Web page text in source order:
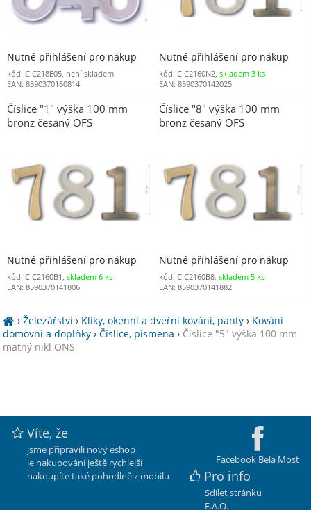
Nutné přihlášení pro nákup
kód: C C218E05, není skladem
EAN: 8590370160814
Nutné přihlášení pro nákup
kód: C C2160N2,skladem 3 ks
EAN: 8590370142025
Číslice "1" výška 100 mm
bronz česaný OFS
Nutné přihlášení pro nákup
kód: C C2160B1, skladem 6 ks
EAN: 8590370141806
Číslice "8" výška 100 mm
bronz česaný OFS
Nutné přihlášení pro nákup
kód: C C2160B8,skladem 5 ks
EAN: 8590370141882
›Železářství › Kliky, okenní a dveřní kování, panty › Kování
domovní a doplňky ›Číslice, písmena › Číslice "5" výška 100 mm
matný nikl ONS
Facebook Bela Most
Víte, že
jsme připravili nový eshop
je nakupování ještě rychlejší
nakoupíte také pohodlně z mobilu
Pro info
Sdílet stránku
F.A.Q.